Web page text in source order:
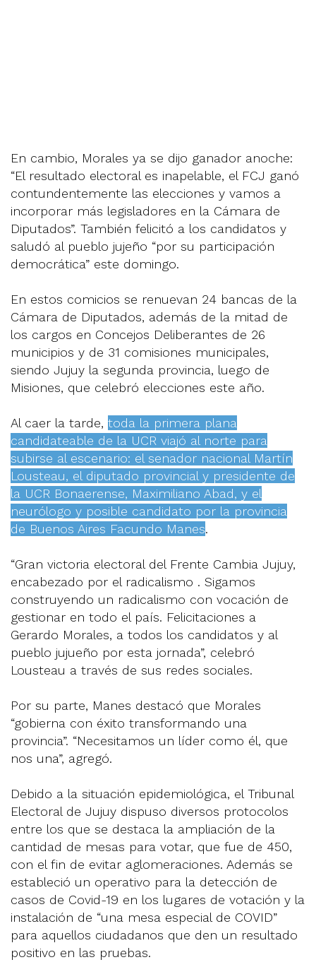
En cambio, Morales ya se dijo ganador anoche:
“El resultado electoral es inapelable, el FCJ ganó
contundentemente las elecciones y vamos a
incorporar más legisladores en la Cámara de
Diputados”. También felicitó a los candidatos y
saludó al pueblo jujeño “por su participación
democrática” este domingo.
En estos comicios se renuevan 24 bancas de la
Cámara de Diputados, además de la mitad de
los cargos en Concejos Deliberantes de 26
municipios y de 31 comisiones municipales,
siendo Jujuy la segunda provincia, luego de
Misiones, que celebró elecciones este año.
Al caer la tarde, toda la primera plana
candidateable de la UCR viajó al norte para
subirse al escenario: el senador nacional Martín
Lousteau, el diputado provincial y presidente de
la UCR Bonaerense, Maximiliano Abad, y el
neurólogo y posible candidato por la provincia
de Buenos Aires Facundo Manes.
“Gran victoria electoral del Frente Cambia Jujuy,
encabezado por el radicalismo . Sigamos
construyendo un radicalismo con vocación de
gestionar en todo el país. Felicitaciones a
Gerardo Morales, a todos los candidatos y al
pueblo jujueño por esta jornada”, celebró
Lousteau a través de sus redes sociales.
Por su parte, Manes destacó que Morales
“gobierna con éxito transformando una
provincia”. “Necesitamos un líder como él, que
nos una”, agregó.
Debido a la situación epidemiológica, el Tribunal
Electoral de Jujuy dispuso diversos protocolos
entre los que se destaca la ampliación de la
cantidad de mesas para votar, que fue de 450,
con el fin de evitar aglomeraciones. Además se
estableció un operativo para la detección de
casos de Covid-19 en los lugares de votación y la
instalación de “una mesa especial de COVID”
para aquellos ciudadanos que den un resultado
positivo en las pruebas.